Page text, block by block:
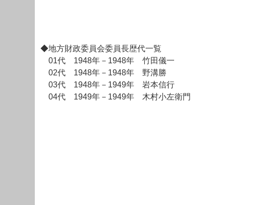
◆地方財政委員会委員長歴代一覧
01代 1948年－1948年 竹田儀一
02代 1948年－1948年 野溝勝
03代 1948年－1949年 岩本信行
04代 1949年－1949年 木村小左衛門